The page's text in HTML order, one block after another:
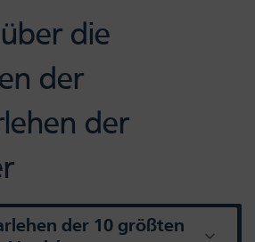
die
der
der
der 10 größten